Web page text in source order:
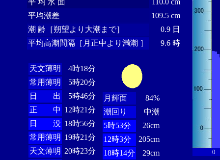
平 均 水 面
110.0 cm
平均潮差
109.5 cm
潮 齢［朔望より大潮まで］
0.9 日
平均高潮間隔［月正中より満潮 ］
9.6 時
天文薄明
4時18分
常用薄明
5時20分
日 出
5時46分
正 中 12時21分
日 没 18時56分
常用薄明 19時21分
天文薄明 20時23分
月輝面
84%
潮回り
中潮
5時53分
26cm
12時3分
205cm
18時14分
29cm 0